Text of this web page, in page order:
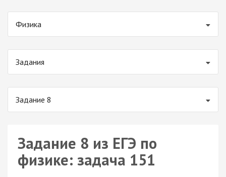
Физика
Задания
Задание 8
Задание 8 из ЕГЭ по
физике: задача 151